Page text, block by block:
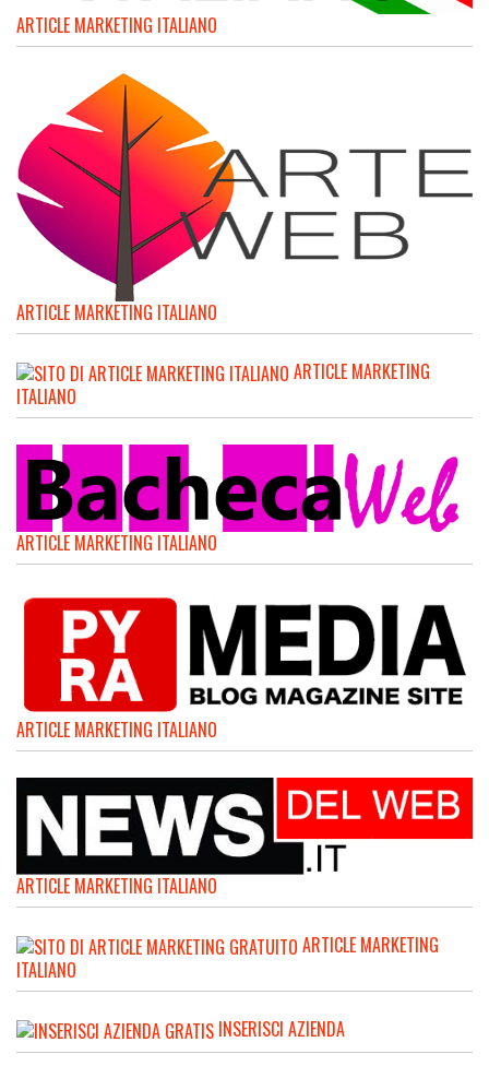
ARTICLE MARKETING ITALIANO
ARTICLE MARKETING ITALIANO
ARTICLE MARKETING
ITALIANO
ARTICLE MARKETING ITALIANO
ARTICLE MARKETING ITALIANO
ARTICLE MARKETING ITALIANO
ARTICLE MARKETING
ITALIANO
INSERISCI AZIENDA